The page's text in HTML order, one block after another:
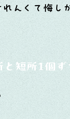
んくて悔し
と短所1個ず